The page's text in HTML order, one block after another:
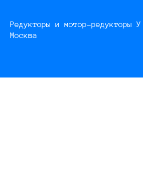
Редукторы и мотор-редукторы
Москва